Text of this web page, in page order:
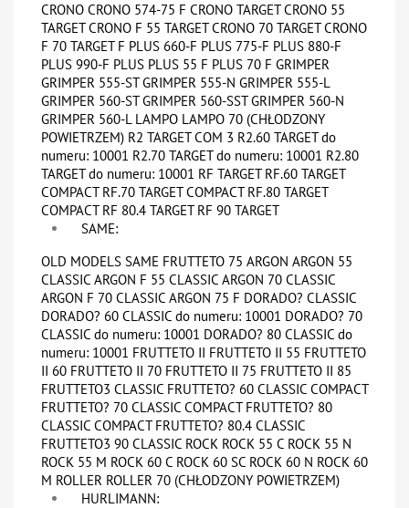
CRONO CRONO 574-75 F CRONO TARGET CRONO 55
TARGET CRONO F 55 TARGET CRONO 70 TARGET CRONO
F 70 TARGET F PLUS 660-F PLUS 775-F PLUS 880-F
PLUS 990-F PLUS PLUS 55 F PLUS 70 F GRIMPER
GRIMPER 555-ST GRIMPER 555-N GRIMPER 555-L
GRIMPER 560-ST GRIMPER 560-SST GRIMPER 560-N
GRIMPER 560-L LAMPO LAMPO 70 (CHŁODZONY
POWIETRZEM) R2 TARGET COM 3 R2.60 TARGET do
numeru: 10001 R2.70 TARGET do numeru: 10001 R2.80
TARGET do numeru: 10001 RF TARGET RF.60 TARGET
COMPACT RF.70 TARGET COMPACT RF.80 TARGET
COMPACT RF 80.4 TARGET RF 90 TARGET
SAME:
OLD MODELS SAME FRUTTETO 75 ARGON ARGON 55
CLASSIC ARGON F 55 CLASSIC ARGON 70 CLASSIC
ARGON F 70 CLASSIC ARGON 75 F DORADO? CLASSIC
DORADO? 60 CLASSIC do numeru: 10001 DORADO? 70
CLASSIC do numeru: 10001 DORADO? 80 CLASSIC do
numeru: 10001 FRUTTETO II FRUTTETO II 55 FRUTTETO
II 60 FRUTTETO II 70 FRUTTETO II 75 FRUTTETO II 85
FRUTTETO3 CLASSIC FRUTTETO? 60 CLASSIC COMPACT
FRUTTETO? 70 CLASSIC COMPACT FRUTTETO? 80
CLASSIC COMPACT FRUTTETO? 80.4 CLASSIC
FRUTTETO3 90 CLASSIC ROCK ROCK 55 C ROCK 55 N
ROCK 55 M ROCK 60 C ROCK 60 SC ROCK 60 N ROCK 60
M ROLLER ROLLER 70 (CHŁODZONY POWIETRZEM)
HURLIMANN: